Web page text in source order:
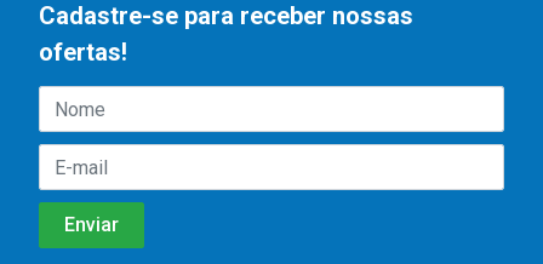
Cadastre-se para receber nossas
ofertas!